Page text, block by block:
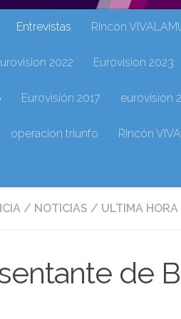
Entrevistas Rincón
2022 Eurovision 2023
Eurovisión 2017 eurovision
operacion triunfo Rincón
/ NOTICIAS / ULTIMA HORA
de